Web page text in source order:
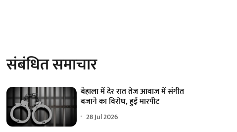
संबंधित समाचार
बेहाला में देर रात तेज आवाज में संगीत
बजाने का विरोध, हुई मारपीट
28 Jul 2026